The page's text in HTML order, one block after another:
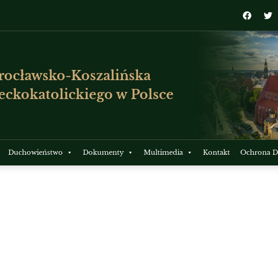
Koszalińska
w Polsce
Duchowieństwo Dokumenty Multimedia Kontakt Ochrona